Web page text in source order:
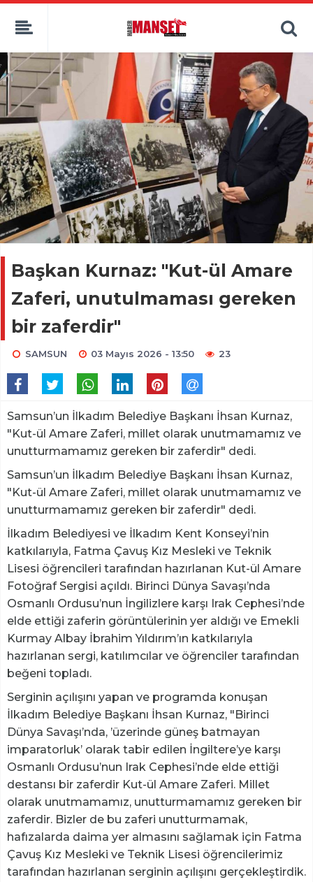
Başkan Kurnaz: "Kut-ül Amare
Zaferi, unutulmaması gereken
bir zaferdir"
SAMSUN 03 Mayıs 2026 - 13:50 23
Samsun’un İlkadım Belediye Başkanı İhsan Kurnaz,
"Kut-ül Amare Zaferi, millet olarak unutmamamız ve
unutturmamamız gereken bir zaferdir" dedi.
Samsun’un İlkadım Belediye Başkanı İhsan Kurnaz,
"Kut-ül Amare Zaferi, millet olarak unutmamamız ve
unutturmamamız gereken bir zaferdir" dedi.
İlkadım Belediyesi ve İlkadım Kent Konseyi’nin
katkılarıyla, Fatma Çavuş Kız Mesleki ve Teknik
Lisesi öğrencileri tarafından hazırlanan Kut-ül Amare
Fotoğraf Sergisi açıldı. Birinci Dünya Savaşı’nda
Osmanlı Ordusu’nun İngilizlere karşı Irak Cephesi’nde
elde ettiği zaferin görüntülerinin yer aldığı ve Emekli
Kurmay Albay İbrahim Yıldırım’ın katkılarıyla
hazırlanan sergi, katılımcılar ve öğrenciler tarafından
beğeni topladı.
Serginin açılışını yapan ve programda konuşan
İlkadım Belediye Başkanı İhsan Kurnaz, "Birinci
Dünya Savaşı’nda, ’üzerinde güneş batmayan
imparatorluk’ olarak tabir edilen İngiltere’ye karşı
Osmanlı Ordusu’nun Irak Cephesi’nde elde ettiği
destansı bir zaferdir Kut-ül Amare Zaferi. Millet
olarak unutmamamız, unutturmamamız gereken bir
zaferdir. Bizler de bu zaferi unutturmamak,
hafızalarda daima yer almasını sağlamak için Fatma
Çavuş Kız Mesleki ve Teknik Lisesi öğrencilerimiz
tarafından hazırlanan serginin açılışını gerçekleştirdik.